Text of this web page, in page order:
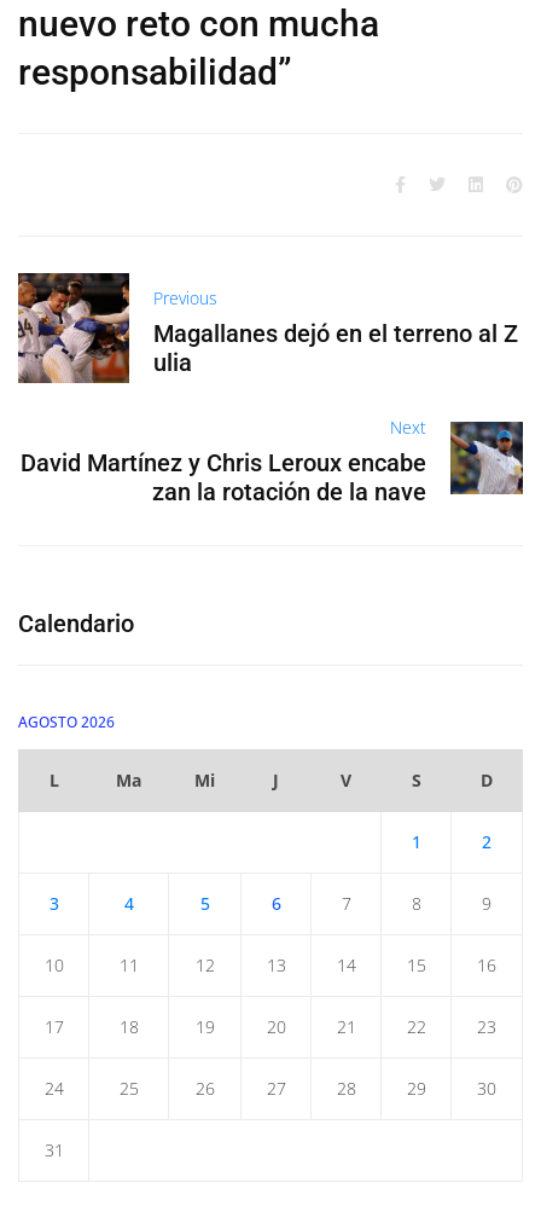
nuevo reto con mucha
responsabilidad”
Previous
Magallanes dejó en el terreno al Z
ulia
Next
David Martínez y Chris Leroux encabe
zan la rotación de la nave
Calendario
AGOSTO 2026
L Ma Mi J V S D
1 2
3 4 5 6 7 8 9
10 11 12 13 14 15 16
17 18 19 20 21 22 23
24 25 26 27 28 29 30
31